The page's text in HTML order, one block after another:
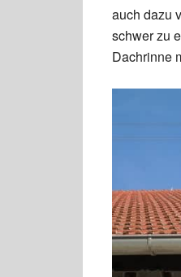
auch dazu
schwer zu
Dachrinne